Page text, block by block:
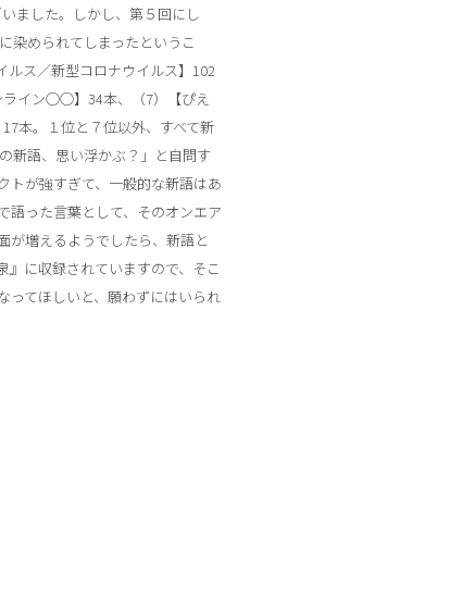
ました。しかし、第５回にし
染められてしまったというこ
ルス／新型コロナウイルス】102
ライン○○】34本、（7）【ぴえ
本。１位と７位以外、すべて新
新語、思い浮かぶ？」と自問す
トが強すぎて、一般的な新語はあ
語った言葉として、そのオンエア
が増えるようでしたら、新語と
に収録されていますので、そこ
ってほしいと、願わずにはいられ